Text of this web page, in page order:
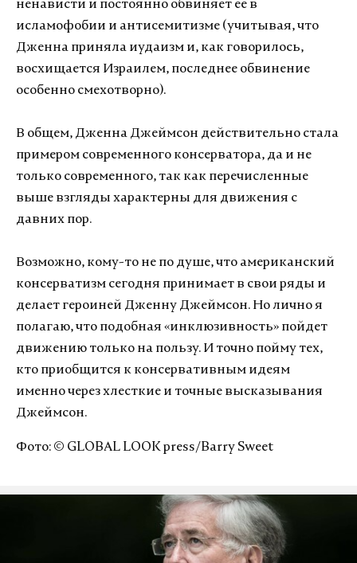
ненависти и постоянно обвиняет ее в
исламофобии и антисемитизме (учитывая, что
Дженна приняла иудаизм и, как говорилось,
восхищается Израилем, последнее обвинение
особенно смехотворно).
В общем, Дженна Джеймсон действительно стала
примером современного консерватора, да и не
только современного, так как перечисленные
выше взгляды характерны для движения с
давних пор.
Возможно, кому-то не по душе, что американский
консерватизм сегодня принимает в свои ряды и
делает героиней Дженну Джеймсон. Но лично я
полагаю, что подобная «инклюзивность» пойдет
движению только на пользу. И точно пойму тех,
кто приобщится к консервативным идеям
именно через хлесткие и точные высказывания
Джеймсон.
Фото: © GLOBAL LOOK press/Barry Sweet